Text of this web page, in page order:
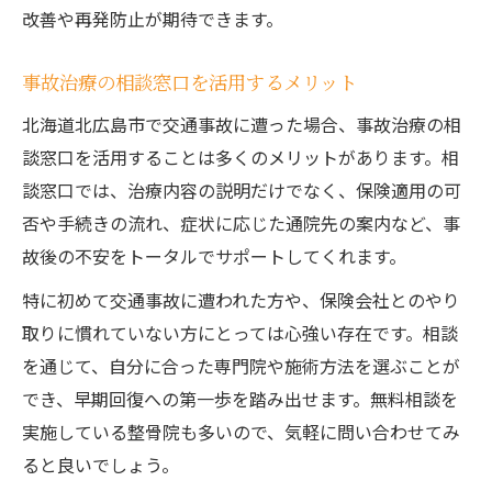
改善や再発防止が期待できます。
事故治療の相談窓口を活用するメリット
北海道北広島市で交通事故に遭った場合、事故治療の相
談窓口を活用することは多くのメリットがあります。相
談窓口では、治療内容の説明だけでなく、保険適用の可
否や手続きの流れ、症状に応じた通院先の案内など、事
故後の不安をトータルでサポートしてくれます。
特に初めて交通事故に遭われた方や、保険会社とのやり
取りに慣れていない方にとっては心強い存在です。相談
を通じて、自分に合った専門院や施術方法を選ぶことが
でき、早期回復への第一歩を踏み出せます。無料相談を
実施している整骨院も多いので、気軽に問い合わせてみ
ると良いでしょう。